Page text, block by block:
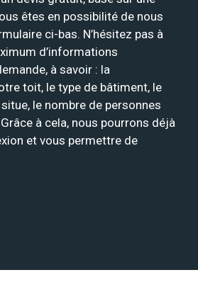
êtes en possibilité de nous
ci-bas. N’hésitez pas à
d’informations
à savoir : la
toit, le type de bâtiment, le
le nombre de personnes
à cela, nous pourrons déjà
et vous permettre de